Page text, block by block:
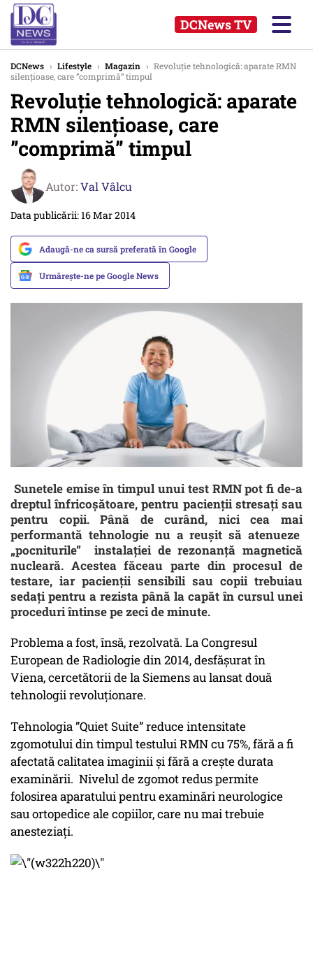
DCNews TV
DCNews › Lifestyle › Magazin › Revoluție tehnologică: aparate RMN
silențioase, care ”comprimă” timpul
Revoluție tehnologică: aparate
RMN silențioase, care
”comprimă” timpul
Autor:Val Vâlcu
Data publicării: 16 Mar 2014
Adaugă-ne ca sursă preferată în Google
Urmărește-ne pe Google News
Sunetele emise în timpul unui test RMN pot fi de-a
dreptul înfricoșătoare, pentru pacienții stresați sau
pentru copii. Până de curând, nici cea mai
performantă tehnologie nu a reușit să atenueze
„pocniturile” instalației de rezonanță magnetică
nucleară. Acestea făceau parte din procesul de
testare, iar pacienții sensibili sau copii trebuiau
sedați pentru a rezista până la capăt în cursul unei
proceduri întinse pe zeci de minute.
Problema a fost, însă, rezolvată. La Congresul
European de Radiologie din 2014, desfășurat în
Viena, cercetătorii de la Siemens au lansat două
tehnologii revoluționare.
Tehnologia ”Quiet Suite” reduce intensitate
zgomotului din timpul testului RMN cu 75%, fără a fi
afectată calitatea imaginii și fără a crește durata
examinării. Nivelul de zgomot redus permite
folosirea aparatului pentru examinări neurologice
sau ortopedice ale copiilor, care nu mai trebuie
anesteziați.